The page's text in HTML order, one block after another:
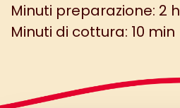
Minuti preparazione: 2 h
Minuti di cottura: 10 min